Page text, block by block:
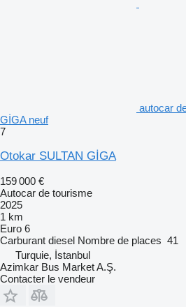
autocar
GİGA neuf
7
Otokar SULTAN GİGA
159 000 €
Autocar de tourisme
2025
1 km
Euro 6
Carburant diesel Nombre de places 41
Turquie, İstanbul
Azimkar Bus Market A.Ş.
Contacter le vendeur